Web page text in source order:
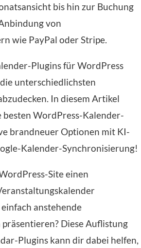
bis hin zur Buchung
von
wie PayPal oder Stripe.
Plugins für WordPress
unterschiedlichsten
In diesem Artikel
besten WordPress-Kalender-
brandneuer Optionen mit KI-
Kalender-Synchronisierung!
Site einen
anstehende
Diese Auflistung
Plugins kann dir dabei helfen,